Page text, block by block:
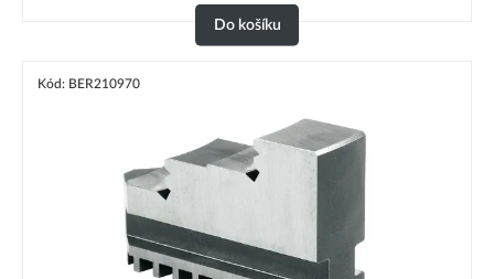
Do košíku
Kód: BER210970